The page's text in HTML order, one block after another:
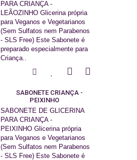
PARA CRIANÇA -
LEÃOZINHO Glicerina própria
para Veganos e Vegetarianos
(Sem Sulfatos nem Parabenos
- SLS Free) Este Sabonete é
preparado especialmente para
Criança..
SABONETE CRIANÇA -
PEIXINHO
SABONETE DE GLICERINA
PARA CRIANÇA -
PEIXINHO Glicerina própria
para Veganos e Vegetarianos
(Sem Sulfatos nem Parabenos
- SLS Free) Este Sabonete é